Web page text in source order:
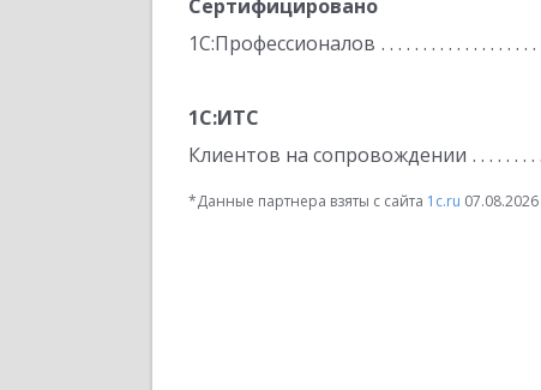
Сертифицировано
1С:Профессионалов
1С:ИТС
Клиентов на сопровождении
*Данные партнера взяты с сайта 1c.ru 07.08.2026